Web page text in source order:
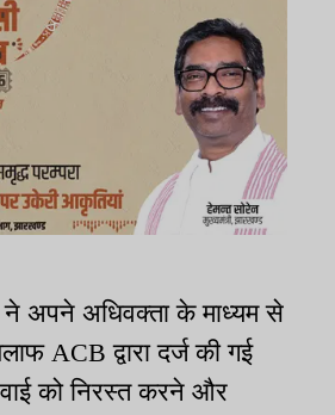
अपने अधिवक्ता के माध्यम से
ACB द्वारा दर्ज की गई
को निरस्त करने और